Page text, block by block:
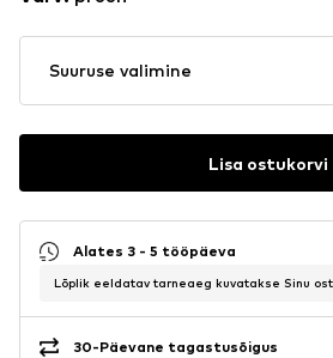
Suuruse valimine
Lisa ostukorvi
Alates 3 - 5 tööpäeva
Lõplik eeldatav tarneaeg kuvatakse Sinu
30-Päevane tagastusõigus